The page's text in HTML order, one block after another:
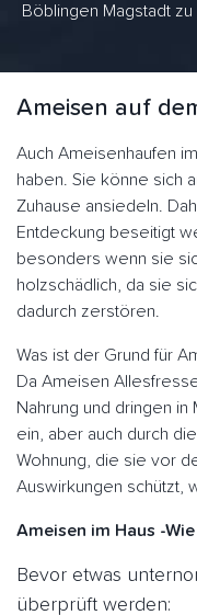
Böblingen Magstadt
Ameisen auf
Auch Ameisenhaufen
haben. Sie könne sich
Zuhause ansiedeln.
Entdeckung beseitigt
besonders wenn sie
holzschädlich, da sie
dadurch zerstören.
Was ist der Grund für
Da Ameisen
Nahrung und dringen in
ein, aber auch durch
Wohnung, die sie vor
Auswirkungen schützt,
Ameisen im Haus -
Bevor etwas
überprüft werden: